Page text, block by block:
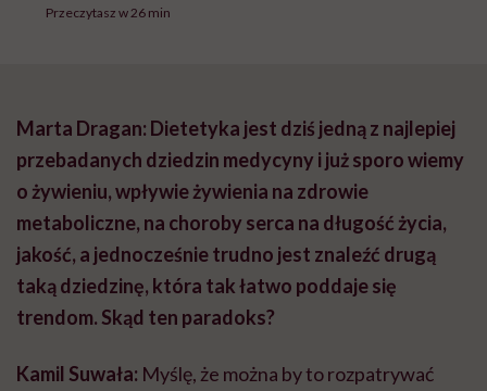
Przeczytasz w 26 min
Marta Dragan: Dietetyka jest dziś jedną z najlepiej
przebadanych dziedzin medycyny i już sporo wiemy
o żywieniu, wpływie żywienia na zdrowie
metaboliczne, na choroby serca na długość życia,
jakość, a jednocześnie trudno jest znaleźć drugą
taką dziedzinę, która tak łatwo poddaje się
trendom. Skąd ten paradoks?
Kamil Suwała: Myślę, że można by to rozpatrywać